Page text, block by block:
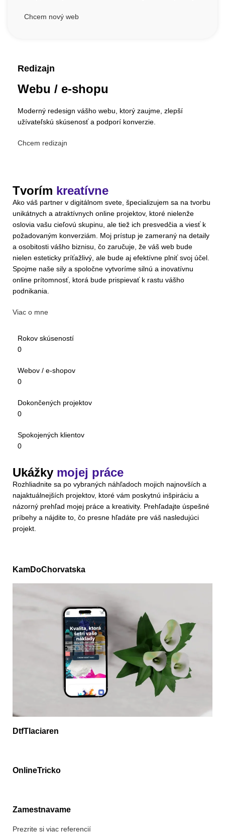
Chcem nový web
Redizajn
Webu / e-shopu
Moderný redesign vášho webu, ktorý zaujme, zlepší
užívateľskú skúsenosť a podporí konverzie.
Chcem redizajn
Tvorím kreatívne
Ako váš partner v digitálnom svete, špecializujem sa na tvorbu
unikátnych a atraktívnych online projektov, ktoré nielenže
oslovia vašu cieľovú skupinu, ale tiež ich presvedčia a viesť k
požadovaným konverziám. Moj prístup je zameraný na detaily
a osobitosti vášho biznisu, čo zaručuje, že váš web bude
nielen esteticky príťažlivý, ale bude aj efektívne plniť svoj účel.
Spojme naše sily a spoločne vytvoríme silnú a inovatívnu
online prítomnosť, ktorá bude prispievať k rastu vášho
podnikania.
Viac o mne
Rokov skúseností
0
Webov / e-shopov
0
Dokončených projektov
0
Spokojených klientov
0
Ukážky mojej práce
Rozhliadnite sa po vybraných náhľadoch mojich najnovších a
najaktuálnejších projektov, ktoré vám poskytnú inšpiráciu a
názorný prehľad mojej práce a kreativity. Prehľadajte úspešné
príbehy a nájdite to, čo presne hľadáte pre váš nasledujúci
projekt.
KamDoChorvatska
DtfTlaciaren
OnlineTricko
Zamestnavame
Prezrite si viac referencií